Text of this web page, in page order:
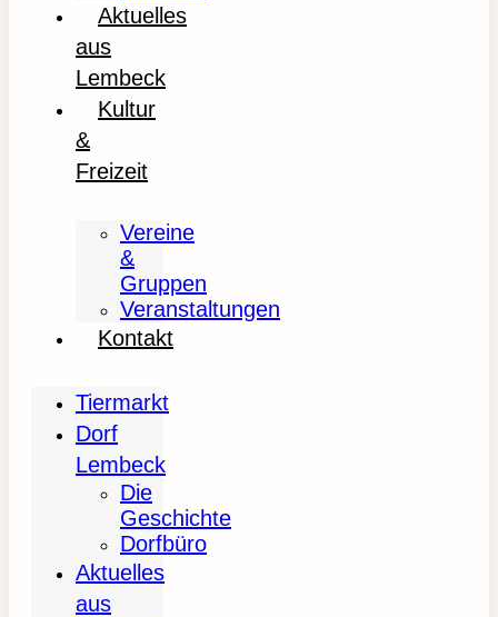
Aktuelles
aus
Lembeck
Kultur
&
Freizeit
Vereine
&
Gruppen
Veranstaltungen
Kontakt
Tiermarkt
Dorf
Lembeck
Die
Geschichte
Dorfbüro
Aktuelles
aus